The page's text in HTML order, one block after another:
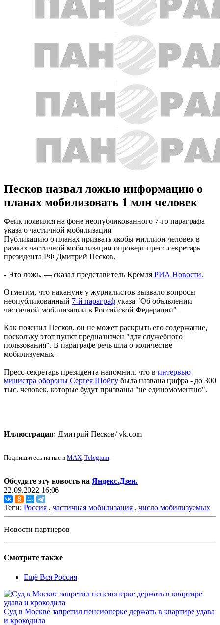
Песков назвал ложью информацию о
планах мобилизовать 1 млн человек
Фейк появился на фоне неопубликованного 7-го параграфа
указа о частичной мобилизации
Публикацию о планах призвать якобы миллион человек в
рамках частичной мобилизации опроверг пресс-секретарь
президента РФ Дмитрий Песков.
- Это ложь, — сказал представитель Кремля РИА Новости.
Отметим, что накануне у журналистов вызвало вопросы
неопубликованный 7-й параграф указа "Об объявлении
частичной мобилизации в Российской Федерации".
Как пояснил Песков, он не может раскрыть его содержание,
поскольку этот пункт предназначен "для служебного
пользования". В параграфе речь шла о количестве
мобилизуемых.
Пресс-секретарь президента напомнил, что в интервью
министра обороны Сергея Шойгу была названа цифра - до 300
тыс. человек, которые будут призваны "не единомоментно".
Иллюстрация: Дмитрий Песков/ vk.com
Подпишитесь на нас в MAX, Telegram.
Обсудите эту новость на Яндекс.Дзен.
22.09.2022 16:06
Теги: Россия , частичная мобилизация , число мобилизуемых
Новости партнеров
Смотрите также
Ещё Вся Россия
Суд в Москве запретил пенсионерке держать в квартире удава
и крокодила